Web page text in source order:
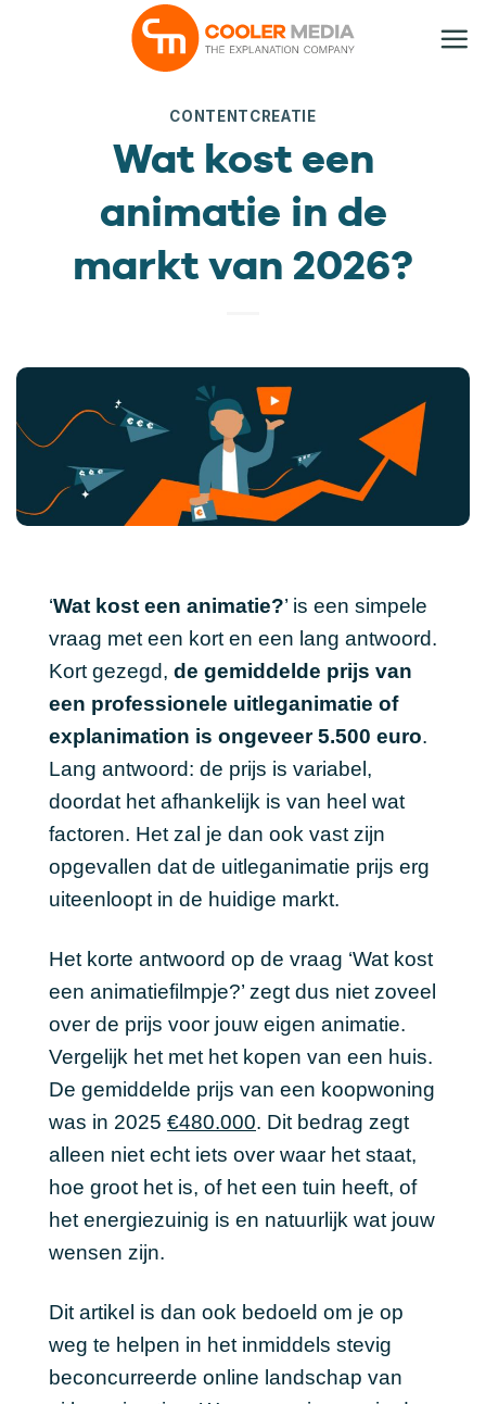
CONTENTCREATIE
Wat kost een
animatie in de
markt van 2026?
‘Wat kost een animatie?’ is een simpele
vraag met een kort en een lang antwoord.
Kort gezegd, de gemiddelde prijs van
een professionele uitleganimatie of
explanimation is ongeveer 5.500 euro.
Lang antwoord: de prijs is variabel,
doordat het afhankelijk is van heel wat
factoren. Het zal je dan ook vast zijn
opgevallen dat de uitleganimatie prijs erg
uiteenloopt in de huidige markt.
Het korte antwoord op de vraag ‘Wat kost
een animatiefilmpje?’ zegt dus niet zoveel
over de prijs voor jouw eigen animatie.
Vergelijk het met het kopen van een huis.
De gemiddelde prijs van een koopwoning
was in 2025 €480.000. Dit bedrag zegt
alleen niet echt iets over waar het staat,
hoe groot het is, of het een tuin heeft, of
het energiezuinig is en natuurlijk wat jouw
wensen zijn.
Dit artikel is dan ook bedoeld om je op
weg te helpen in het inmiddels stevig
beconcurreerde online landschap van